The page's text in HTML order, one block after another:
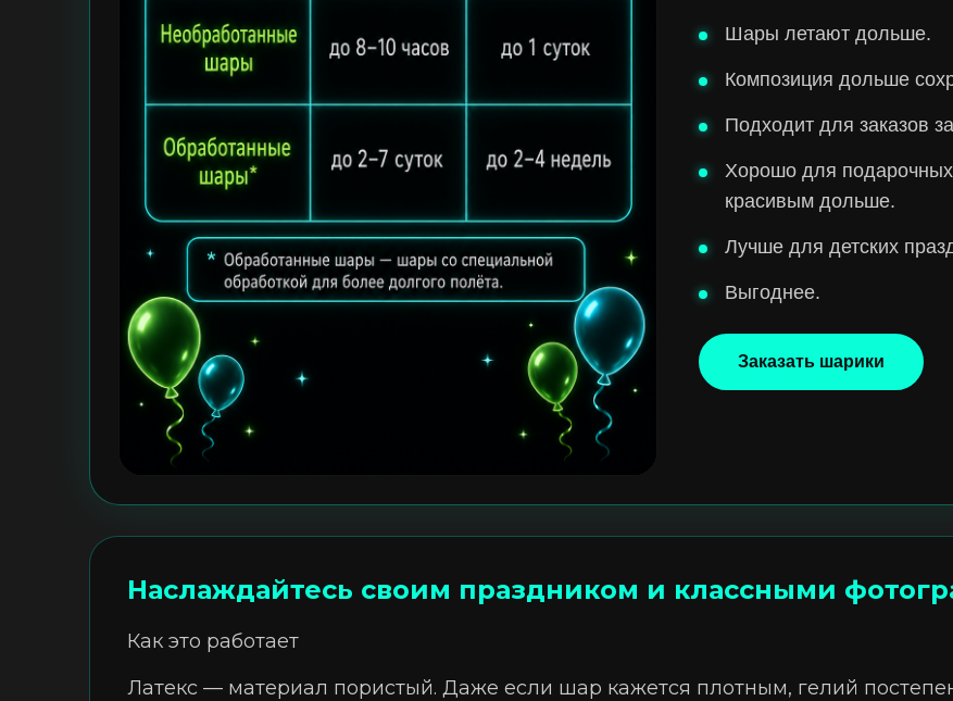
Шары летают дольше.
Композиция дольше
Подходит для заказов
Хорошо для
красивым дольше.
Лучше для детских
Выгоднее.
Заказать шарики
Наслаждайтесь своим праздником и классными
Как это работает
Латекс — материал пористый. Даже если шар кажется плотным, гелий